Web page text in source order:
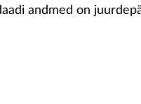
andmed on